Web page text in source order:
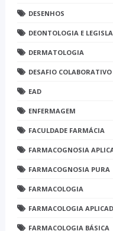
DESENHOS
DEONTOLOGIA E
DERMATOLOGIA
DESAFIO COLABORATIVO
EAD
ENFERMAGEM
FACULDADE FARMÁCIA
FARMACOGNOSIA
FARMACOGNOSIA PURA
FARMACOLOGIA
FARMACOLOGIA
FARMACOLOGIA BÁSICA